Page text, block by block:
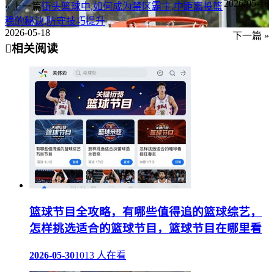
« 上一篇
2026-05-18
街头篮球中,如何成为禁区霸主,中距离投篮
稳的秘诀,防守技巧提升
下一篇 »
2026-05-18
相关阅读
篮球节目全攻略，有哪些值得追的篮球综艺，
怎样挑选适合的篮球节目，篮球节目在哪里看
2026-05-301013 人在看